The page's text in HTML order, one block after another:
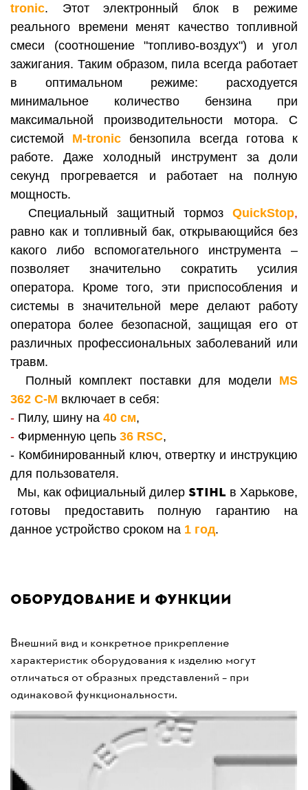
tronic. Этот электронный блок в режиме
реального времени менят качество топливной
смеси (соотношение "топливо-воздух") и угол
зажигания. Таким образом, пила всегда работает
в оптимальном режиме: расходуется
минимальное количество бензина при
максимальной производительности мотора. С
системой M-tronic бензопила всегда готова к
работе. Даже холодный инструмент за доли
секунд прогревается и работает на полную
мощность.
Специальный защитный тормоз
QuickStop,
равно как и топливный бак, открывающийся без
какого либо вспомогательного инструмента –
позволяет значительно сократить усилия
оператора. Кроме того, эти приспособления и
системы в значительной мере делают работу
оператора более безопасной, защищая его от
различных профессиональных заболеваний или
травм.
Полный комплект поставки для модели MS
362 C-M включает в себя:
- Пилу, шину на 40 см,
- Фирменную цепь 36 RSC,
- Комбинированный ключ, отвертку и инструкцию
для пользователя.
Мы, как официальный дилер STIHL в Харькове,
готовы предоставить полную гарантию на
данное устройство сроком на 1 год.
Оборудование и функции
Внешний вид и конкретное прикрепление
характеристик оборудования к изделию могут
отличаться от образных представлений – при
одинаковой функциональности.